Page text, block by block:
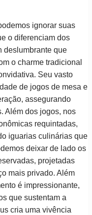
ignorar suas
o diferenciam dos
deslumbrante que
o charme tradicional
Seu vasto
de jogos de mesa e
assegurando
Além dos jogos, nos
requintadas,
iguarias culinárias que
deixar de lado os
projetadas
mais privado. Além
é impressionante,
que sustentam a
cria uma vivência